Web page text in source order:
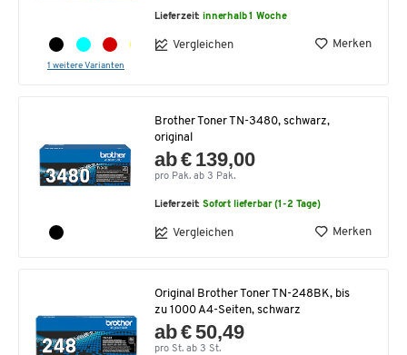
1 weitere Varianten
Lieferzeit:innerhalb 1 Woche
Vergleichen Merken
Brother Toner TN-3480, schwarz,
original
ab € 139,00
pro Pak. ab 3 Pak.
Lieferzeit:Sofort lieferbar (1-2 Tage)
Vergleichen Merken
Original Brother Toner TN-248BK, bis
zu 1000 A4-Seiten, schwarz
ab € 50,49
pro St. ab 3 St.